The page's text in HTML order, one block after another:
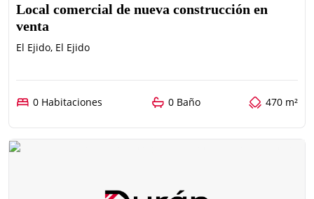
Local comercial de nueva construcción en
venta
El Ejido, El Ejido
0 Habitaciones 0 Baño 470 m²